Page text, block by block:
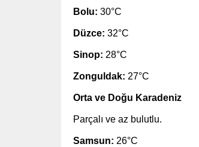
Bolu: 30°C
Düzce: 32°C
Sinop: 28°C
Zonguldak: 27°C
Orta ve Doğu Karadeniz
Parçalı ve az bulutlu.
Samsun: 26°C